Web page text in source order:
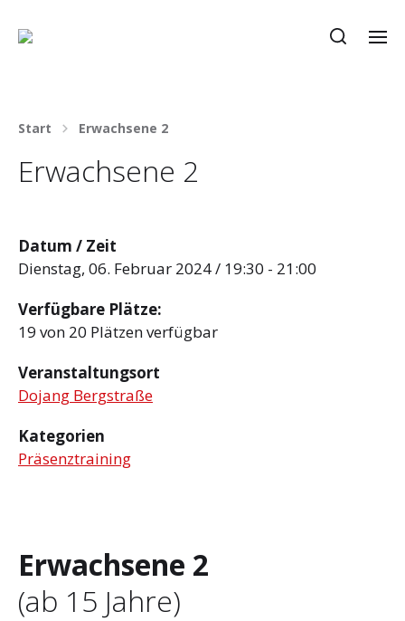
Start Erwachsene 2
Erwachsene 2
Datum / Zeit
Dienstag, 06. Februar 2024 / 19:30 - 21:00
Verfügbare Plätze:
19 von 20 Plätzen verfügbar
Veranstaltungsort
Dojang Bergstraße
Kategorien
Präsenztraining
Erwachsene 2
(ab 15 Jahre)